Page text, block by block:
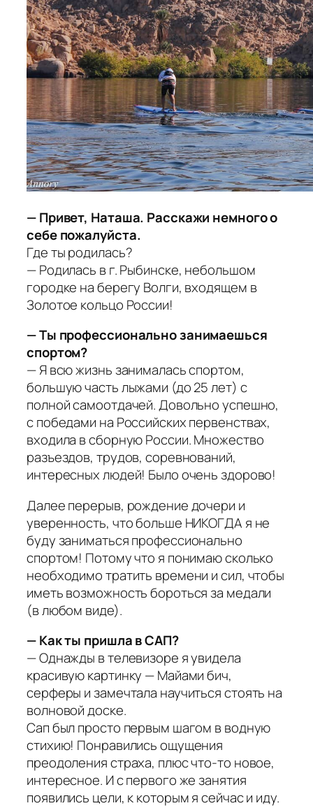
— Привет, Наташа. Расскажи немного о
себе пожалуйста.
Где ты родилась?
— Родилась в г. Рыбинске, небольшом
городке на берегу Волги, входящем в
Золотое кольцо России!
— Ты профессионально занимаешься
спортом?
— Я всю жизнь занималась спортом,
большую часть лыжами (до 25 лет) с
полной самоотдачей. Довольно успешно,
с победами на Российских первенствах,
входила в сборную России. Множество
разъездов, трудов, соревнований,
интересных людей! Было очень здорово!
Далее перерыв, рождение дочери и
уверенность, что больше НИКОГДА я не
буду заниматься профессионально
спортом! Потому что я понимаю сколько
необходимо тратить времени и сил, чтобы
иметь возможность бороться за медали
(в любом виде).
— Как ты пришла в САП?
— Однажды в телевизоре я увидела
красивую картинку — Майами бич,
серферы и замечтала научиться стоять на
волновой доске.
Сап был просто первым шагом в водную
стихию! Понравились ощущения
преодоления страха, плюс что-то новое,
интересное. И с первого же занятия
появились цели, к которым я сейчас и иду.